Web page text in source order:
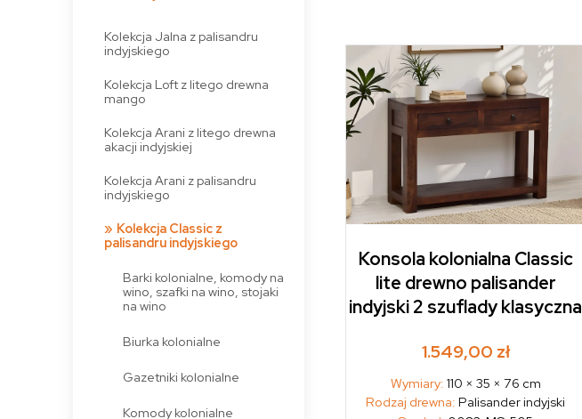
Kolekcja Jalna z palisandru
indyjskiego
Kolekcja Loft z litego drewna
mango
Kolekcja Arani z litego drewna
akacji indyjskiej
Kolekcja Arani z palisandru
indyjskiego
Kolekcja Classic z
palisandru indyjskiego
Barki kolonialne, komody na
wino, szafki na wino, stojaki
na wino
Biurka kolonialne
Gazetniki kolonialne
Komody kolonialne
Konsola kolonialna Classic
lite drewno palisander
indyjski 2 szuflady klasyczna
1.549,00 zł
Wymiary: 110 × 35 × 76 cm
Rodzaj drewna: Palisander indyjski